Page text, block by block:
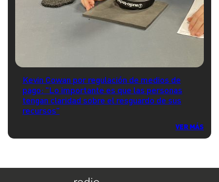
Kevin Cowan por regulación de medios de
pago: "Lo importante es que las personas
tengan claridad sobre el resguardo de sus
recursos"
VER MÁS